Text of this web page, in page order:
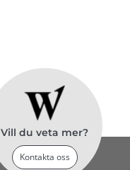
Vill du veta mer?
Kontakta oss